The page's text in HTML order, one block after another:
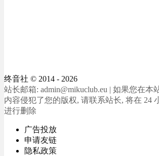
终音社 © 2014 - 2026
站长邮箱: admin@mikuclub.eu | 如果您在本
内容侵犯了您的版权, 请联系站长, 将在 24
进行删除
广告投放
申请友链
隐私政策